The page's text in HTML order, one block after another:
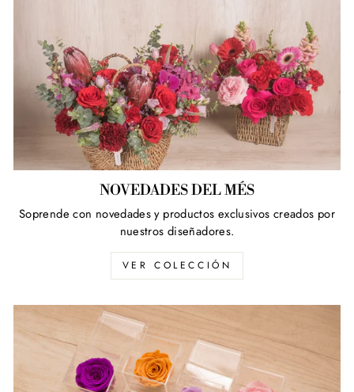
NOVEDADES DEL MÉS
Soprende con novedades y productos exclusivos creados por
nuestros diseñadores.
VER COLECCIÓN